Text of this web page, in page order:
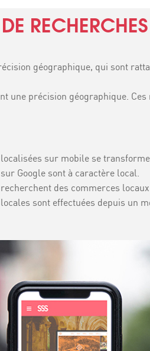
DE
géographique, qui sont
une précision géographique.
sur mobile se
Google sont à caractère local.
des commerces locaux.
sont effectuées depuis un